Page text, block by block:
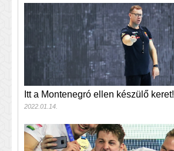
Itt a Montenegró ellen készülő keret!
2022.01.14.